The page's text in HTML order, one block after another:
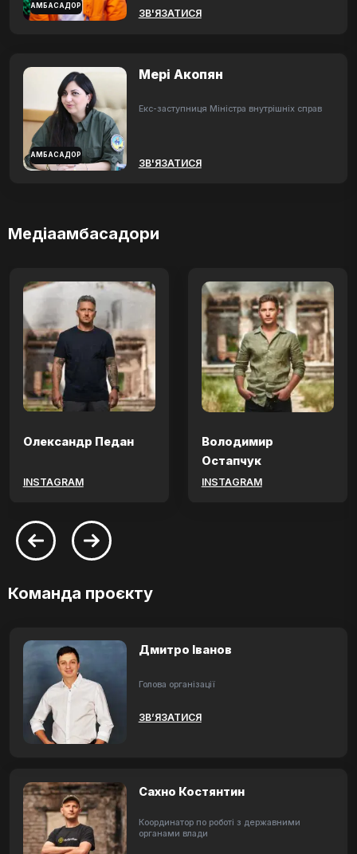
АМБАСАДОР
ЗВ'ЯЗАТИСЯ
АМБАСАДОР
Мері Акопян
Екс-заступниця Міністра внутрішніх справ
ЗВ'ЯЗАТИСЯ
Медіаамбасадори
Олександр Педан
INSTAGRAM
Володимир
Остапчук
INSTAGRAM
Команда проєкту
Дмитро Іванов
Голова організації
ЗВ’ЯЗАТИСЯ
Сахно Костянтин
Координатор по роботі з державними
органами влади